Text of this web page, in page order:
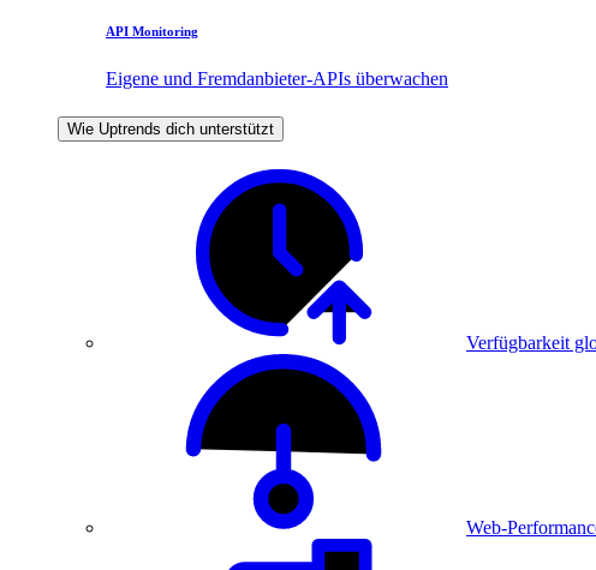
API Monitoring
Eigene und Fremdanbieter-APIs überwachen
Wie Uptrends dich unterstützt
Verfügbarkeit
Web-